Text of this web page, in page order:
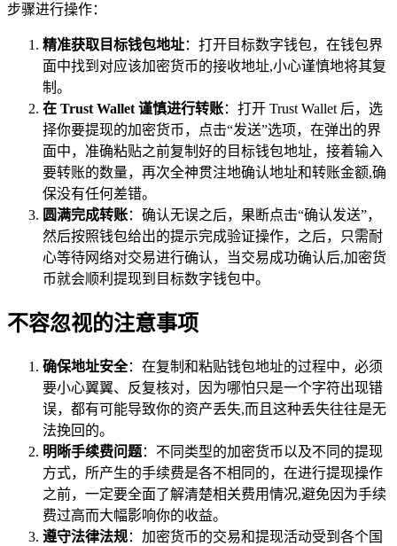
步骤进行操作：
精准获取目标钱包地址：打开目标数字钱包，在钱包界
面中找到对应该加密货币的接收地址,小心谨慎地将其复
制。
在 Trust Wallet 谨慎进行转账：打开 Trust Wallet 后，选
择你要提现的加密货币，点击“发送”选项，在弹出的界
面中，准确粘贴之前复制好的目标钱包地址，接着输入
要转账的数量，再次全神贯注地确认地址和转账金额,确
保没有任何差错。
圆满完成转账：确认无误之后，果断点击“确认发送”，
然后按照钱包给出的提示完成验证操作，之后，只需耐
心等待网络对交易进行确认，当交易成功确认后,加密货
币就会顺利提现到目标数字钱包中。
不容忽视的注意事项
确保地址安全：在复制和粘贴钱包地址的过程中，必须
要小心翼翼、反复核对，因为哪怕只是一个字符出现错
误，都有可能导致你的资产丢失,而且这种丢失往往是无
法挽回的。
明晰手续费问题：不同类型的加密货币以及不同的提现
方式，所产生的手续费是各不相同的，在进行提现操作
之前，一定要全面了解清楚相关费用情况,避免因为手续
费过高而大幅影响你的收益。
遵守法律法规：加密货币的交易和提现活动受到各个国